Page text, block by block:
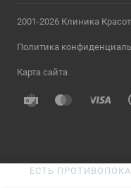
2001-2026 Клиника
Политика
Карта сайта
ЕСТЬ